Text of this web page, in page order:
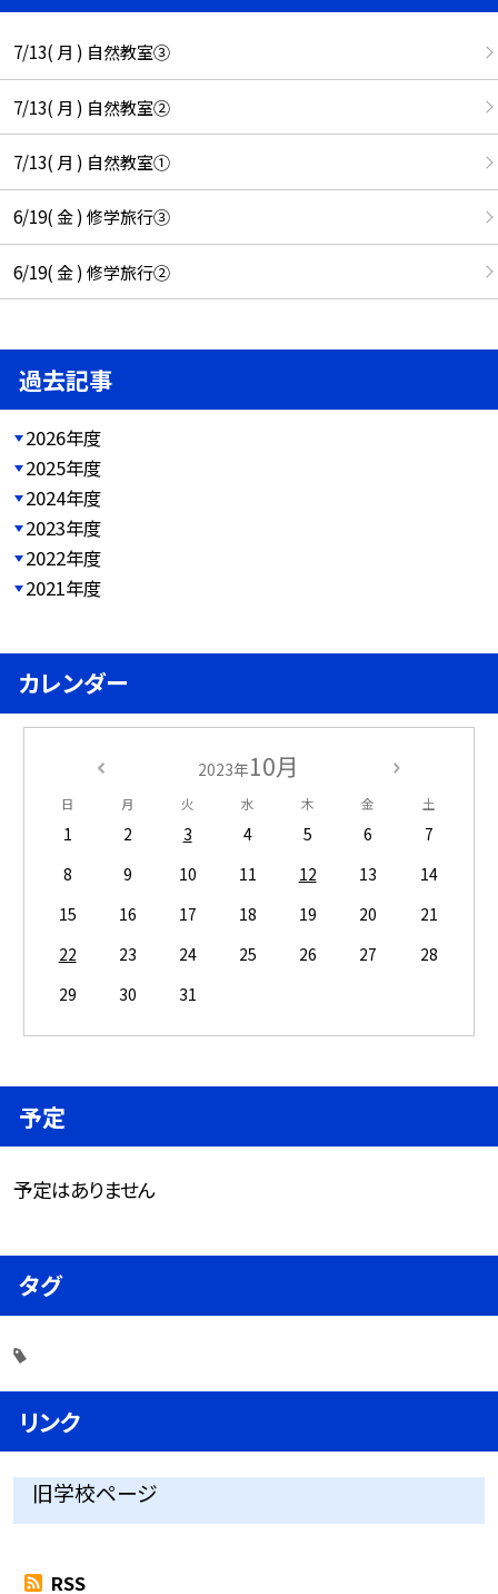
7/13( 月 ) 自然教室③
7/13( 月 ) 自然教室②
7/13( 月 ) 自然教室①
6/19( 金 ) 修学旅行③
6/19( 金 ) 修学旅行②
過去記事
2026年度
2025年度
2024年度
2023年度
2022年度
2021年度
カレンダー
2023年10月
日 月 火 水 木 金 土
1 2 3 4 5 6
7
8
9 10 11 12 13
14
15
16 17 18 19 20
21
22
23 24 25 26 27
28
29
30 31
予定
予定はありません
タグ
リンク
旧学校ページ
RSS